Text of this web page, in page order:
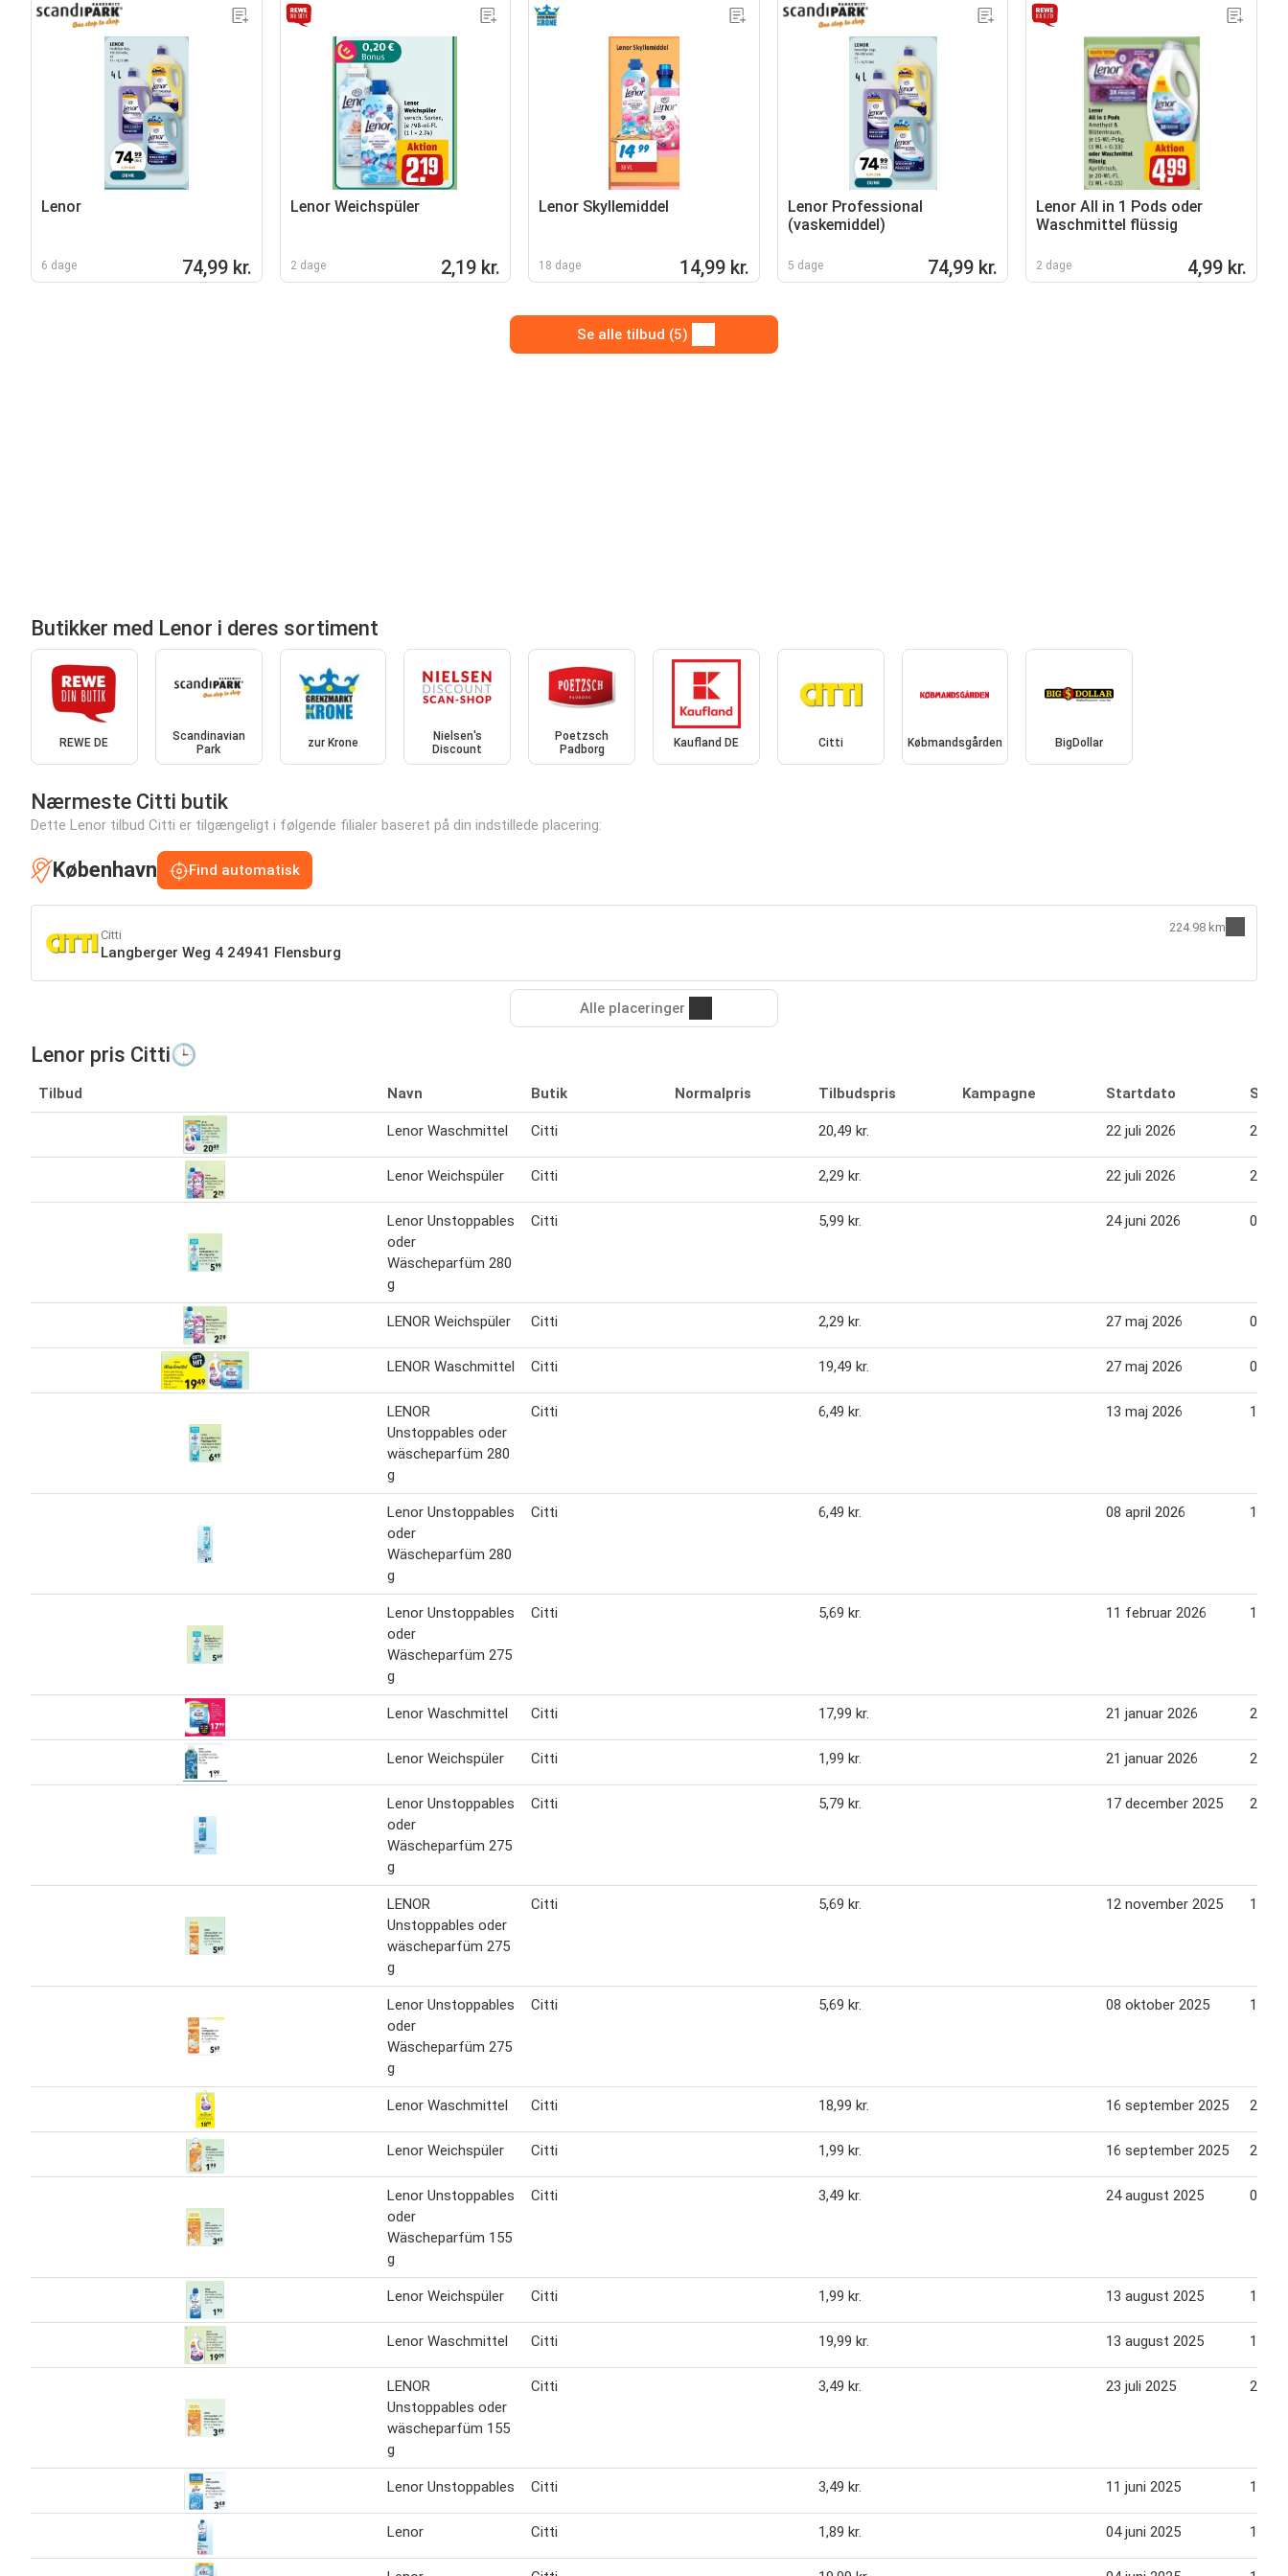
Lenor
6 dage 74,99 kr.
Lenor Weichspüler
2 dage 2,19 kr.
Lenor Skyllemiddel
18 dage 14,99 kr.
Lenor Professional
(vaskemiddel)
5 dage 74,99 kr.
Lenor All in 1 Pods oder
Waschmittel flüssig
2 dage 4,99 kr.
Se alle tilbud (5)
Butikker med Lenor i deres sortiment
REWE DE
Scandinavian
Park
zur Krone
Nielsen's
Discount
Poetzsch
Padborg
Kaufland DE Citti Købmandsgården BigDollar
Nærmeste Citti butik
Dette Lenor tilbud Citti er tilgængeligt i følgende filialer baseret på din indstillede placering:
København Find automatisk
Citti
Langberger Weg 4 24941 Flensburg
224.98 km
Alle placeringer
Lenor pris Citti🕒
Tilbud Navn Butik Normalpris Tilbudspris Kampagne Startdato
Lenor Waschmittel Citti 20,49 kr. 22 juli 2026 28
Lenor Weichspüler Citti 2,29 kr. 22 juli 2026 28
Lenor Unstoppables
oder
Wäscheparfüm 280
g
Citti 5,99 kr. 24 juni 2026 07
LENOR Weichspüler Citti 2,29 kr. 27 maj 2026 02
LENOR Waschmittel Citti 19,49 kr. 27 maj 2026 02
LENOR
Unstoppables oder
wäscheparfüm 280
g
Citti 6,49 kr. 13 maj 2026 19
Lenor Unstoppables
oder
Wäscheparfüm 280
g
Citti 6,49 kr. 08 april 2026 14
Lenor Unstoppables
oder
Wäscheparfüm 275
g
Citti 5,69 kr. 11 februar 2026 17
Lenor Waschmittel Citti 17,99 kr. 21 januar 2026 27
Lenor Weichspüler Citti 1,99 kr. 21 januar 2026 27
Lenor Unstoppables
oder
Wäscheparfüm 275
g
Citti 5,79 kr. 17 december 2025 24
LENOR
Unstoppables oder
wäscheparfüm 275
g
Citti 5,69 kr. 12 november 2025 18
Lenor Unstoppables
oder
Wäscheparfüm 275
g
Citti 5,69 kr. 08 oktober 2025 14
Lenor Waschmittel Citti 18,99 kr. 16 september 2025 23
Lenor Weichspüler Citti 1,99 kr. 16 september 2025 23
Lenor Unstoppables
oder
Wäscheparfüm 155
g
Citti 3,49 kr. 24 august 2025 02
Lenor Weichspüler Citti 1,99 kr. 13 august 2025 19
Lenor Waschmittel Citti 19,99 kr. 13 august 2025 19
LENOR
Unstoppables oder
wäscheparfüm 155
g
Citti 3,49 kr. 23 juli 2025 29
Lenor Unstoppables Citti 3,49 kr. 11 juni 2025 17
Lenor Citti 1,89 kr. 04 juni 2025 10